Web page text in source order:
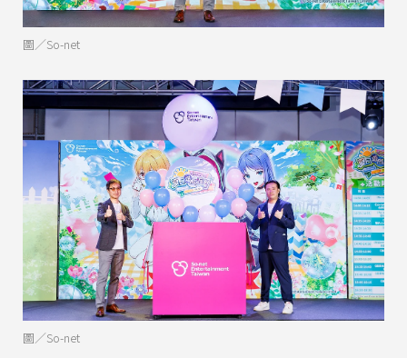
圖／So-net
圖／So-net